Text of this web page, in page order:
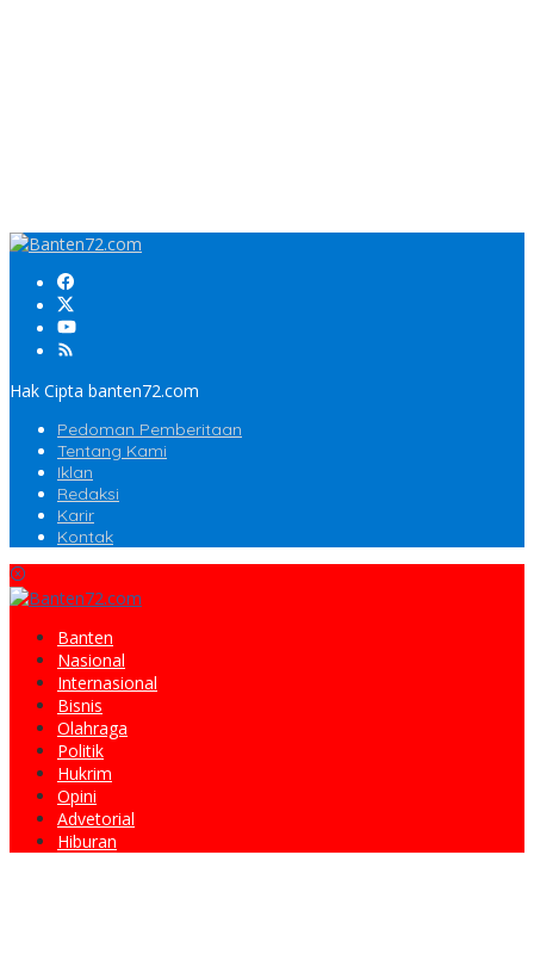
Hak Cipta banten72.com
Pedoman Pemberitaan
Tentang Kami
Iklan
Redaksi
Karir
Kontak
Banten
Nasional
Internasional
Bisnis
Olahraga
Politik
Hukrim
Opini
Advetorial
Hiburan